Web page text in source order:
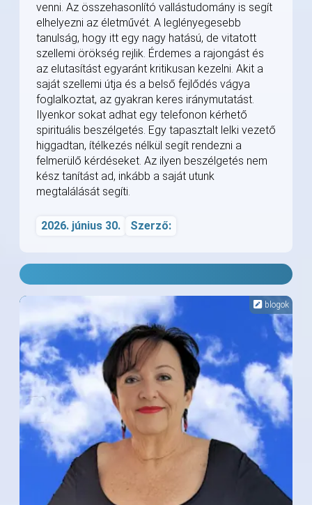
venni. Az összehasonlító vallástudomány is segít
elhelyezni az életművét. A leglényegesebb
tanulság, hogy itt egy nagy hatású, de vitatott
szellemi örökség rejlik. Érdemes a rajongást és
az elutasítást egyaránt kritikusan kezelni. Akit a
saját szellemi útja és a belső fejlődés vágya
foglalkoztat, az gyakran keres iránymutatást.
Ilyenkor sokat adhat egy telefonon kérhető
spirituális beszélgetés. Egy tapasztalt lelki vezető
higgadtan, ítélkezés nélkül segít rendezni a
felmerülő kérdéseket. Az ilyen beszélgetés nem
kész tanítást ad, inkább a saját utunk
megtalálását segíti.
2026. június 30. Szerző:
blogok